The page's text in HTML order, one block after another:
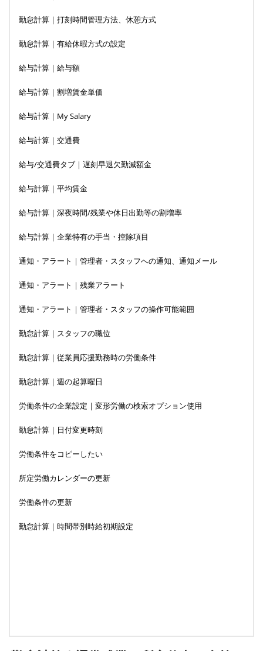
勤怠計算｜打刻時間管理方法、休憩方式
勤怠計算｜有給休暇方式の設定
給与計算｜給与額
給与計算｜割増賃金単価
給与計算｜My Salary
給与計算｜交通費
給与/交通費タブ｜遅刻早退欠勤減額金
給与計算｜平均賃金
給与計算｜深夜時間/残業や休日出勤等の割増率
給与計算｜企業特有の手当・控除項目
通知・アラート｜管理者・スタッフへの通知、通知メール
通知・アラート｜残業アラート
通知・アラート｜管理者・スタッフの操作可能範囲
勤怠計算｜スタッフの職位
勤怠計算｜従業員応援勤務時の労働条件
勤怠計算｜週の起算曜日
労働条件の企業設定｜変形労働の検索オプション使用
勤怠計算｜日付変更時刻
労働条件をコピーしたい
所定労働カレンダーの更新
労働条件の更新
勤怠計算｜時間帯別時給初期設定